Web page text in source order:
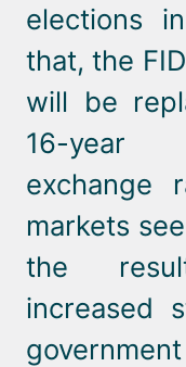
elections
that, the
will be
16-year
exchange
markets
the
increased